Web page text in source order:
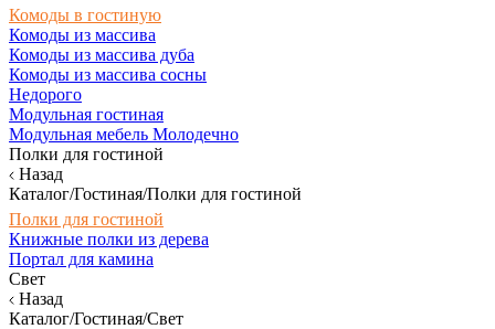
Комоды в гостиную
Комоды из массива
Комоды из массива дуба
Комоды из массива сосны
Недорого
Модульная гостиная
Модульная мебель Молодечно
Полки для гостиной
Назад
Каталог/Гостиная/Полки для гостиной
Полки для гостиной
Книжные полки из дерева
Портал для камина
Свет
Назад
Каталог/Гостиная/Свет